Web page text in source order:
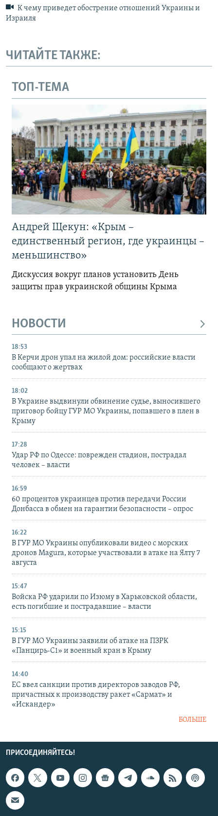
К чему приведет обострение отношений Украины и
Израиля
ЧИТАЙТЕ ТАКЖЕ:
ТОП-ТЕМА
Андрей Щекун: «Крым –
единственный регион, где украинцы –
меньшинство»
Дискуссия вокруг планов установить День
защиты прав украинской общины Крыма
НОВОСТИ
18:53
В Керчи дрон упал на жилой дом: российские власти
сообщают о жертвах
18:02
В Украине выдвинули обвинение судье, выносившего
приговор бойцу ГУР МО Украины, попавшего в плен в
Крыму
17:28
Удар РФ по Одессе: поврежден стадион, пострадал
человек – власти
16:59
60 процентов украинцев против передачи России
Донбасса в обмен на гарантии безопасности – опрос
16:22
В ГУР МО Украины опубликовали видео с морских
дронов Magura, которые участвовали в атаке на Ялту 7
августа
15:47
Войска РФ ударили по Изюму в Харьковской области,
есть погибшие и пострадавшие – власти
15:15
В ГУР МО Украины заявили об атаке на ПЗРК
«Панцирь-С1» и военный кран в Крыму
14:40
ЕС ввел санкции против директоров заводов РФ,
причастных к производству ракет «Сармат» и
«Искандер»
БОЛЬШЕ
ПРИСОЕДИНЯЙТЕСЬ!